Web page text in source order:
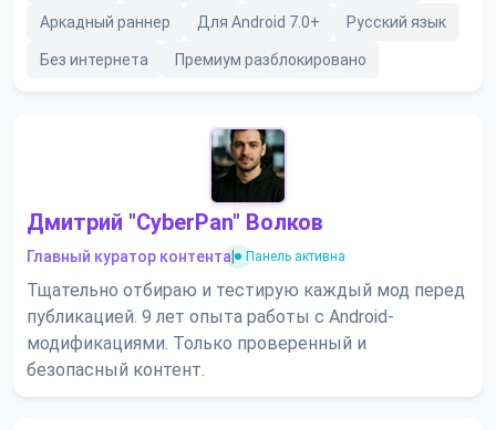
Аркадный раннер Для Android 7.0+ Русский язык
Без интернета Премиум разблокировано
Дмитрий "CyberPan" Волков
Главный куратор контента Панель активна
Тщательно отбираю и тестирую каждый мод перед
публикацией. 9 лет опыта работы с Android-
модификациями. Только проверенный и
безопасный контент.